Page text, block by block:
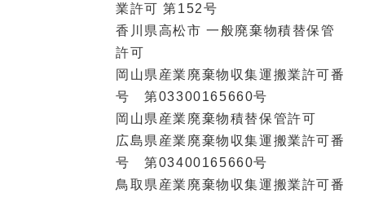
業許可 第152号
香川県高松市 一般廃棄物積替保管
許可
岡山県産業廃棄物収集運搬業許可番
号 第03300165660号
岡山県産業廃棄物積替保管許可
広島県産業廃棄物収集運搬業許可番
号 第03400165660号
鳥取県産業廃棄物収集運搬業許可番